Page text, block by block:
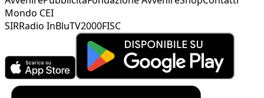
Mondo CEI
SIRRadio InBluTV2000FISC